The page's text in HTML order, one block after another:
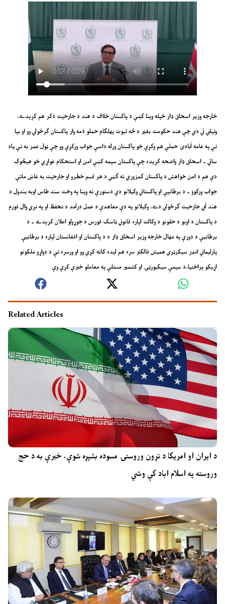
خارجه وزير اسحاق ډار خپله وينا کښې د پاکستان خلاف د هند د جارحيت ذکر هم کړېدے،
وئيلي ئي دي چې هند حکومت بغير د څه ثبوت پهلګام حملو ذمه وار پاکستان ګرځولي وو او بيا
ئې په عامه آبادۍ حملې هم وکړې خو پاکستان ورله داسې جواب ورکړې وو چې ټول عمر به ئې ياد
ساتي ۔ اسحاق ډار واضحه کړيده چې پاکستان سيمه کښې امن او استحکام غواړي خو هيڅوک
دې هم د امن خواهش د پاکستان کمزوري نه ګڼي د هر قسم خطرو او جارحيت به غاښ ماتې
جواب ورکوؤ ۔ د برطانيې او پاکستاني وکيلانو دې دستورې ته وينا په وخت سند طاس اوبه بندول د
هند آبي جارحيت ګرځولي دے، وکيلانو په دې معاهدې د عمل درآمد د تحفظ او په نړي وال فورم
د پاکستان د اوبو د حقونو د وکالت لپاره قانوني ټاسک فورس د جوړولو اعلان کړېدے ۔ د
برطانيې د دورې په مهال خارجه وزير اسحاق ډار د د پاکستان او افغانستان لپاره د برطانيې
پارليماني انډر سيکرټري هميش فالکنر سره هم ليده کاته کړي وو او ورسره ئې د دواړو ملکونو
اړيکو پراختيا،د سيمې سيکيورټۍ او کشمير مسئلې په معاملو خبرې کړې وې
Related Articles
د ایران او امریکا د تړون وروستۍ مسوده بشپړه شوې، خبرې به د حج
وروسته په اسلام اباد کې وشي